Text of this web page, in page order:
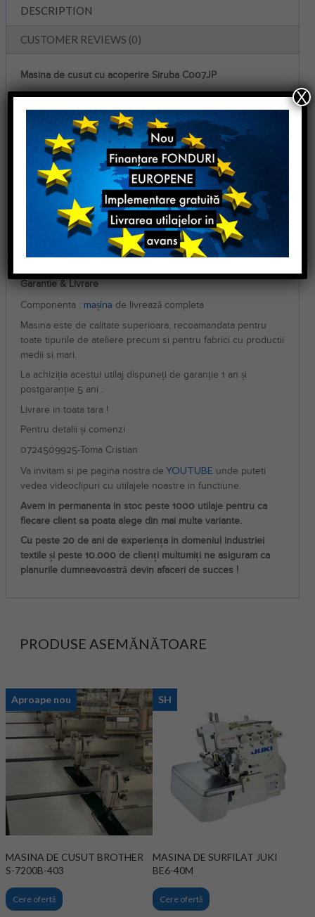
DESCRIPTION
CUSTOMER REVIEWS (0)
Masina de cusut cu acoperire Siruba C007JP
C007J revine din cauza cererii multor clienți. Mecanismul de
alimentare este de tip J. De asemenea, este îmbunătățit cu
un nou dispozitiv de tuns și pârghie de preluare a firului.
Mecanism de preluare a firului dublu
Designul nou-nouț al combinației de tensionare a firului cu
pârghie dublă de preluare a firului este ideal atât pentru
țesăturile grele, cât și pentru cele ușoare. Gama aplicabilă de
coasere este mai largă și aplicabilitatea este mai mare.
Masina de cusut cu acoperire Siruba C007JP
Garantie & Livrare
Componenta : mașina de livrează completa
Masina este de calitate superioara, recoamandata pentru
toate tipurile de ateliere precum si pentru fabrici cu productii
medii si mari.
La achiziția acestui utilaj dispuneți de garanție 1 an și
postgaranție 5 ani .
Livrare in toata tara !
Pentru detalii și comenzi
0724509925-Toma Cristian
Va invitam si pe pagina nostra de YOUTUBE unde puteti
vedea videoclipuri cu utilajele noastre in functiune.
Avem in permanenta in stoc peste 1000 utilaje pentru ca
fiecare client sa poata alege din mai multe variante.
Cu peste 20 de ani de experiența in domeniul industriei
textile și peste 10.000 de clienți multumiți ne asiguram ca
planurile dumneavoastră devin afaceri de succes !
PRODUSE ASEMĂNĂTOARE
Aproape nou
MASINA DE CUSUT BROTHER
S-7200B-403
Cere ofertă
SH
MASINA DE SURFILAT JUKI
BE6-40M
Cere ofertă
X